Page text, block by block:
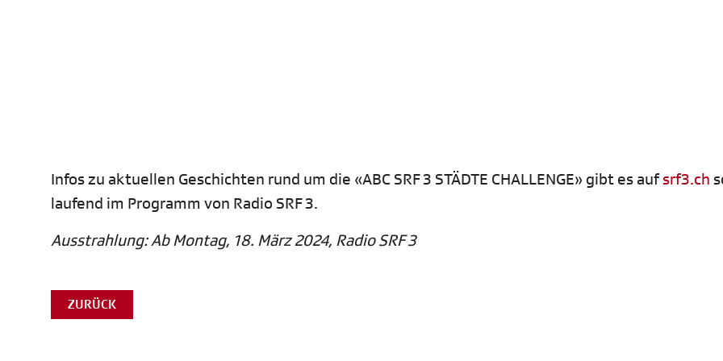
Infos zu aktuellen Geschichten rund um die «ABC SRF 3 STÄDTE CHALLENGE» gibt es aufsrf3.ch
laufend im Programm von Radio SRF 3.
Ausstrahlung: Ab Montag, 18. März 2024, Radio SRF 3
ZURÜCK